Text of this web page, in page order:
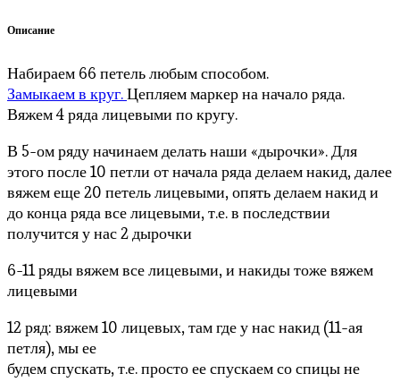
Описание
Набираем 66 петель любым способом.
Замыкаем в круг.Цепляем маркер на начало ряда.
Вяжем 4 ряда лицевыми по кругу.
В 5-ом ряду начинаем делать наши «дырочки». Для
этого после 10 петли от начала ряда делаем накид, далее
вяжем еще 20 петель лицевыми, опять делаем накид и
до конца ряда все лицевыми, т.е. в последствии
получится у нас 2 дырочки
6-11 ряды вяжем все лицевыми, и накиды тоже вяжем
лицевыми
12 ряд: вяжем 10 лицевых, там где у нас накид (11-ая
петля), мы ее
будем спускать, т.е. просто ее спускаем со спицы не